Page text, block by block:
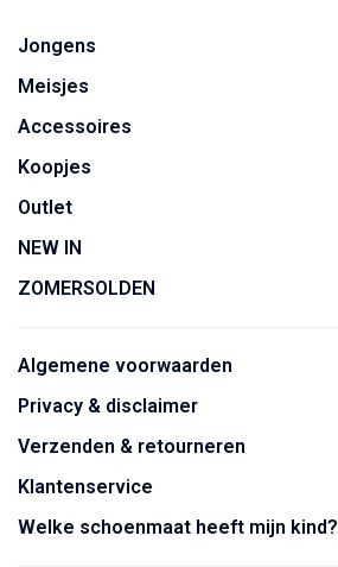
Jongens
Meisjes
Accessoires
Koopjes
Outlet
NEW IN
ZOMERSOLDEN
Algemene voorwaarden
Privacy & disclaimer
Verzenden & retourneren
Klantenservice
Welke schoenmaat heeft mijn kind?